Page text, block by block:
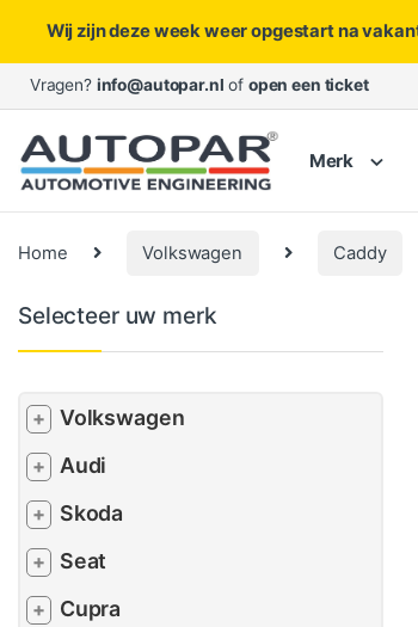
Wij zijn deze week weer opgestart na
Skip to navigation
Skip to content
Vragen? info@autopar.nl of open een ticket
Merk
Home Volkswagen Caddy
Selecteer uw merk
+ Volkswagen
+ Audi
+ Skoda
+ Seat
+ Cupra